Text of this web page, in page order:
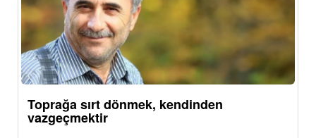
Toprağa sırt dönmek, kendinden
vazgeçmektir